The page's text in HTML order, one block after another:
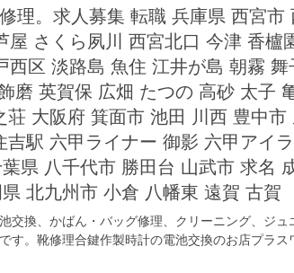
理。求人募集 転職 兵庫県 西宮市
屋 さくら夙川 西宮北口 今津 香櫨
西区 淡路島 魚住 江井が島 朝霧 舞
磨 英賀保 広畑 たつの 高砂 太子
大阪府 箕面市 池田 川西 豊中市
駅 六甲ライナー 御影 六甲アイ
県 八千代市 勝田台 山武市 求名
北九州市 小倉 八幡東 遠賀 古賀
交換、かばん・バッグ修理、クリーニング、ジュ
す。靴修理合鍵作製時計の電池交換のお店プラス